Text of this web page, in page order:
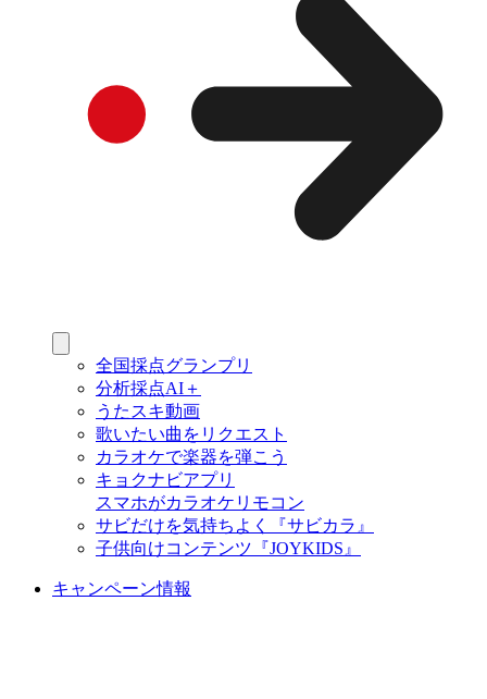
全国採点グランプリ
分析採点AI＋
うたスキ動画
歌いたい曲をリクエスト
カラオケで楽器を弾こう
キョクナビアプリ
スマホがカラオケリモコン
サビだけを気持ちよく『サビカラ』
子供向けコンテンツ『JOYKIDS』
キャンペーン情報